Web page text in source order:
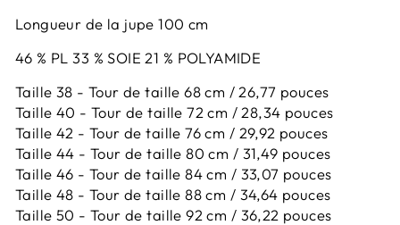
Longueur de la jupe 100 cm
46 % PL 33 % SOIE 21 % POLYAMIDE
Taille 38 - Tour de taille 68 cm / 26,77 pouces
Taille 40 - Tour de taille 72 cm / 28,34 pouces
Taille 42 - Tour de taille 76 cm / 29,92 pouces
Taille 44 - Tour de taille 80 cm / 31,49 pouces
Taille 46 - Tour de taille 84 cm / 33,07 pouces
Taille 48 - Tour de taille 88 cm / 34,64 pouces
Taille 50 - Tour de taille 92 cm / 36,22 pouces